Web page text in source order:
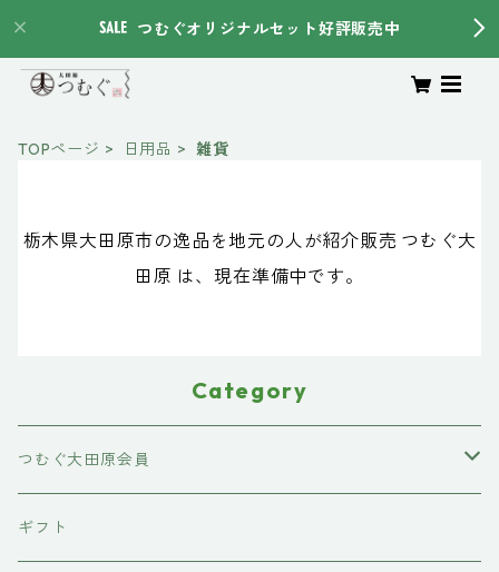
つむぐオリジナルセット好評販売中
TOPページ 日用品 雑貨
栃木県大田原市の逸品を地元の人が紹介販売 つむぐ大
田原 は、現在準備中です。
Category
つむぐ大田原会員
東京石材
ギフト